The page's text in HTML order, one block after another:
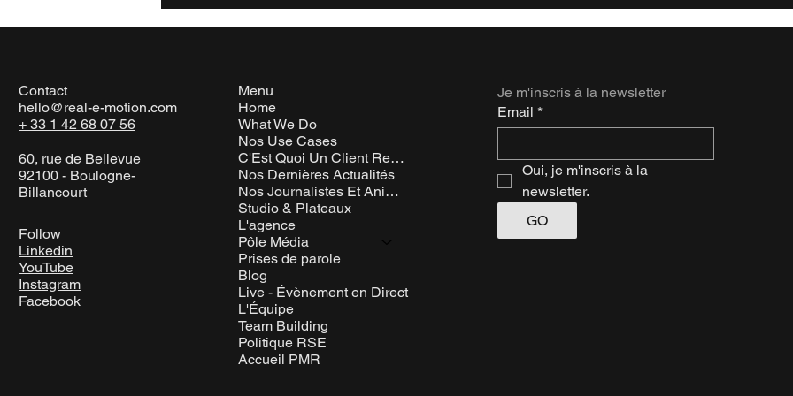
Contact
hello@real-e-motion.com
+ 33 1 42 68 07 56
60, rue de Bellevue
92100 - Boulogne-
Billancourt
Follow
Linkedin
YouTube
Instagram
Facebook
Menu
Home
What We Do
Nos Use Cases
C'Est Quoi Un Client Rem ?
Nos Dernières Actualités
Nos Journalistes Et Animateurs
Studio & Plateaux
L'agence
Pôle Média
Prises de parole
Blog
Live - Évènement en Direct
L'Équipe
Team Building
Politique RSE
Accueil PMR
Je m'inscris à la newsletter
Email *
Oui, je m'inscris à la
newsletter.
GO